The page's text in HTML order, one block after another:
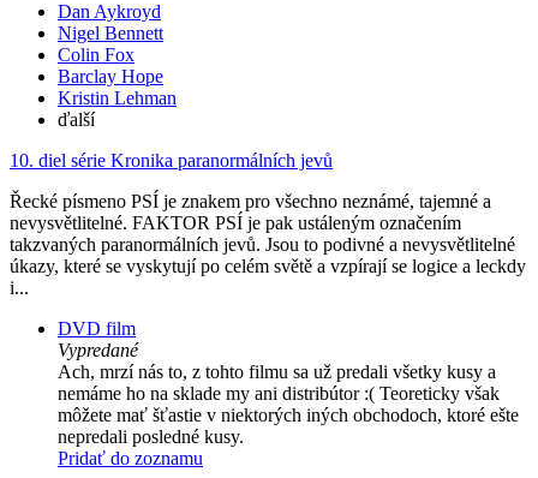
Dan Aykroyd
Nigel Bennett
Colin Fox
Barclay Hope
Kristin Lehman
ďalší
10. diel série Kronika paranormálních jevů
Řecké písmeno PSÍ je znakem pro všechno neznámé, tajemné a
nevysvětlitelné. FAKTOR PSÍ je pak ustáleným označením
takzvaných paranormálních jevů. Jsou to podivné a nevysvětlitelné
úkazy, které se vyskytují po celém světě a vzpírají se logice a leckdy
i...
DVD film
Vypredané
Ach, mrzí nás to, z tohto filmu sa už predali všetky kusy a
nemáme ho na sklade my ani distribútor :( Teoreticky však
môžete mať šťastie v niektorých iných obchodoch, ktoré ešte
nepredali posledné kusy.
Pridať do zoznamu